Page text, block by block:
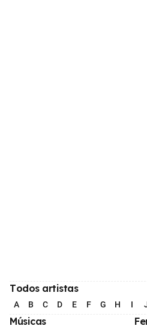
Todos artistas
A B C D E F G H I
Músicas